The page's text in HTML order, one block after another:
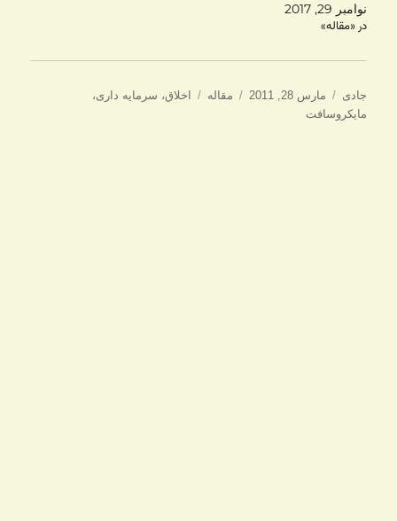
نوامبر 29, 2017
در «مقاله»
نویسنده
جادی
ارسال
شده
مارس 28, 2011 دسته‌ها
مقاله برچسب‌ها
اخلاق، سرمایه داری،
مایکروسافت